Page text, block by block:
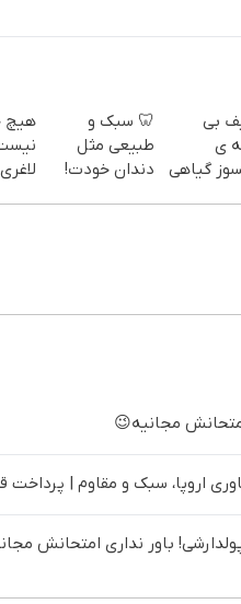
بی
ی
گیاهی
🦷 سبک و
طبیعی مثل
دندان خودت!
هیچ
اروپا، سبک و مقاوم |
باور نداری امتحانش